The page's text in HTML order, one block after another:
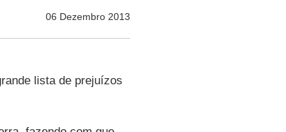
06 Dezembro 2013
lista de prejuízos